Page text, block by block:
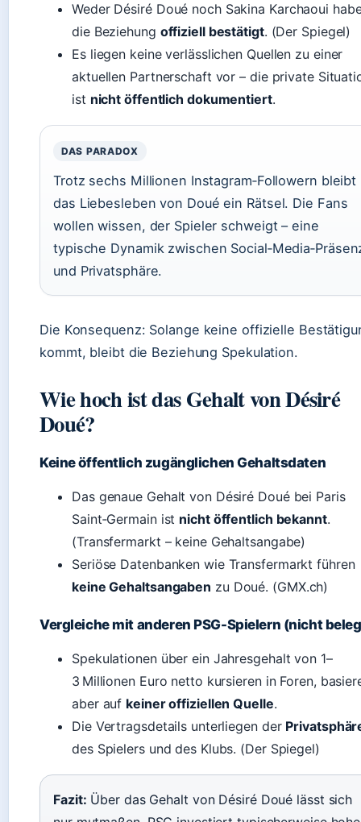
Weder Désiré Doué noch Sakina Karchaoui
die Beziehung offiziell bestätigt. (Der Spiegel)
Es liegen keine verlässlichen Quellen zu einer
aktuellen Partnerschaft vor – die private
ist nicht öffentlich dokumentiert.
DAS PARADOX
Trotz sechs Millionen Instagram‑Followern bleibt
das Liebesleben von Doué ein Rätsel. Die Fans
wollen wissen, der Spieler schweigt – eine
typische Dynamik zwischen
und Privatsphäre.
Die Konsequenz: Solange keine offizielle
kommt, bleibt die Beziehung Spekulation.
Wie hoch ist das Gehalt von Désiré
Doué?
Keine öffentlich zugänglichen Gehaltsdaten
Das genaue Gehalt von Désiré Doué bei Paris
Saint‑Germain ist nicht öffentlich bekannt.
(Transfermarkt – keine Gehaltsangabe)
Seriöse Datenbanken wie Transfermarkt führen
keine Gehaltsangaben zu Doué. (GMX.ch)
Vergleiche mit anderen PSG-Spielern (nicht
Spekulationen über ein Jahresgehalt von 1–
3 Millionen Euro netto kursieren in Foren,
aber auf keiner offiziellen Quelle.
Die Vertragsdetails unterliegen der
des Spielers und des Klubs. (Der Spiegel)
Fazit: Über das Gehalt von Désiré Doué lässt sich